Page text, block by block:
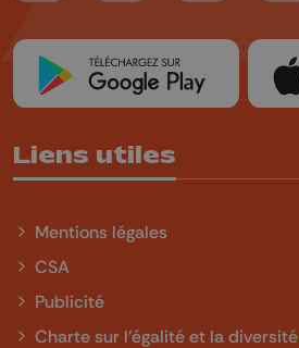
Liens utiles
Mentions légales
CSA
Publicité
Charte sur l'égalité et la diversité